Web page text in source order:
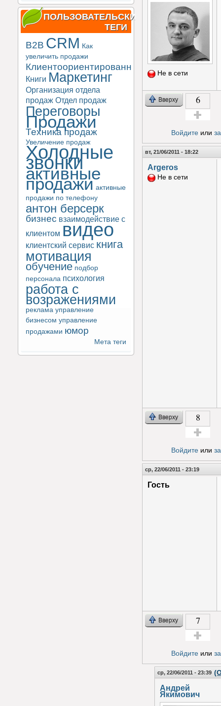
ПОЛЬЗОВАТЕЛЬСКИЕ
ТЕГИ
B2B CRM Как
увеличить продажи
Клиентоориентированность
Книги Маркетинг
Организация отдела
продаж Отдел продаж
Переговоры
Продажи
Техника продаж
Увеличение продаж
Холодные
звонки
активные
продажи активные
продажи по телефону
антон берсерк
бизнес взаимодействие с
клиентом видео
клиентский сервис книга
мотивация
обучение подбор
персонала психология
работа с
возражениями
реклама управление
бизнесом управление
продажами юмор
Мета теги
Не в сети
Вверху 6
Войдитеили
вт, 21/06/2011 - 18:22
Argeros
Не в сети
Вверху 8
Войдитеили
ср, 22/06/2011 - 23:19
Гость
Вверху 7
Войдитеили
ср, 22/06/2011 - 23:39
Андрей
Якимович